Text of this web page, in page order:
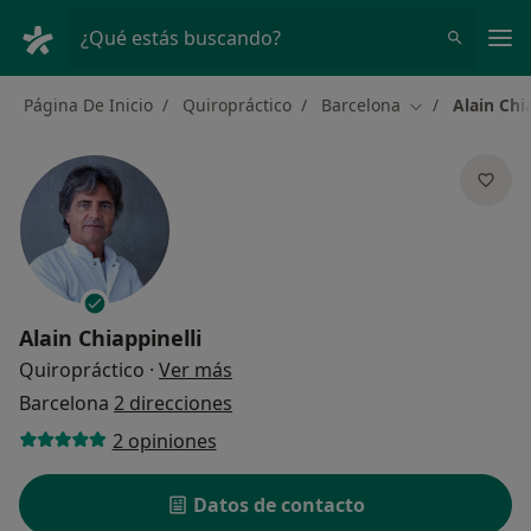
¿Qué estás buscando?
Página De Inicio Quiropráctico Barcelona Cambiar de
Alain
Alain Chiappinelli
Quiropráctico · Ver más
Barcelona 2 direcciones
2 opiniones
Datos de contacto